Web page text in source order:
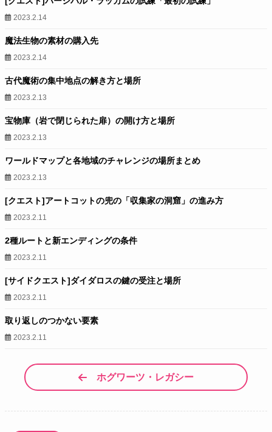
2023.2.14
魔法生物の素材の購入先
2023.2.14
古代魔術の集中地点の解き方と場所
2023.2.13
宝物庫（岩で閉じられた扉）の開け方と場所
2023.2.13
ワールドマップと各地域のチャレンジの場所まとめ
2023.2.13
[クエスト]アートコットの兜の「収集家の洞窟」の進み方
2023.2.11
2種ルートと新エンディングの条件
2023.2.11
[サイドクエスト]ダイダロスの鍵の受注と場所
2023.2.11
取り返しのつかない要素
2023.2.11
ホグワーツ・レガシー